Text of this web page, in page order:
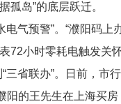
孤岛”的底层跃迁。
电气预警”。“濮阳码上
72小时零耗电触发关
“三省联办”。日前，市
阳的王先生在上海买